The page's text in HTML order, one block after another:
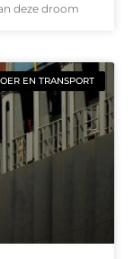
deze droom
EN TRANSPORT